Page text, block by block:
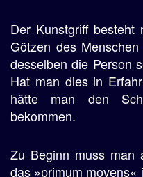
Der Kunstgriff besteht
Götzen des
desselben die Person
Hat man dies in
hätte man den
bekommen.
Zu Beginn muss man
das »primum movens«